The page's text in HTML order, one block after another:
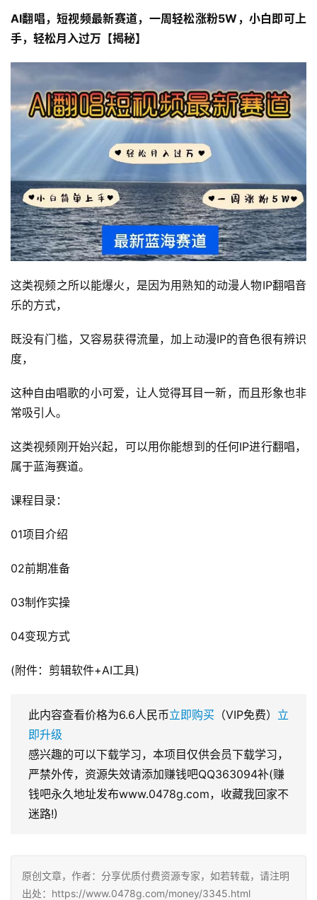
AI翻唱，短视频最新赛道，一周轻松涨粉5W，小白即可上
手，轻松月入过万【揭秘】
这类视频之所以能爆火，是因为用熟知的动漫人物IP翻唱音
乐的方式，
既没有门槛，又容易获得流量，加上动漫IP的音色很有辨识
度，
这种自由唱歌的小可爱，让人觉得耳目一新，而且形象也非
常吸引人。
这类视频刚开始兴起，可以用你能想到的任何IP进行翻唱，
属于蓝海赛道。
课程目录：
01项目介绍
02前期准备
03制作实操
04变现方式
(附件：剪辑软件+AI工具)
此内容查看价格为6.6人民币立即购买 （VIP免费） 立
即升级
感兴趣的可以下载学习，本项目仅供会员下载学习，
严禁外传，资源失效请添加赚钱吧QQ363094补(赚
钱吧永久地址发布www.0478g.com，收藏我回家不
迷路!)
原创文章，作者：分享优质付费资源专家，如若转载，请注明
出处：https://www.0478g.com/money/3345.html